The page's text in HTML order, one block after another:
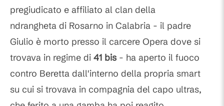
pregiudicato e affiliato al clan della
ndrangheta di Rosarno in Calabria - il padre
Giulio è morto presso il carcere Opera dove si
trovava in regime di 41 bis - ha aperto il fuoco
contro Beretta dall'interno della propria smart
su cui si trovava in compagnia del capo ultras,